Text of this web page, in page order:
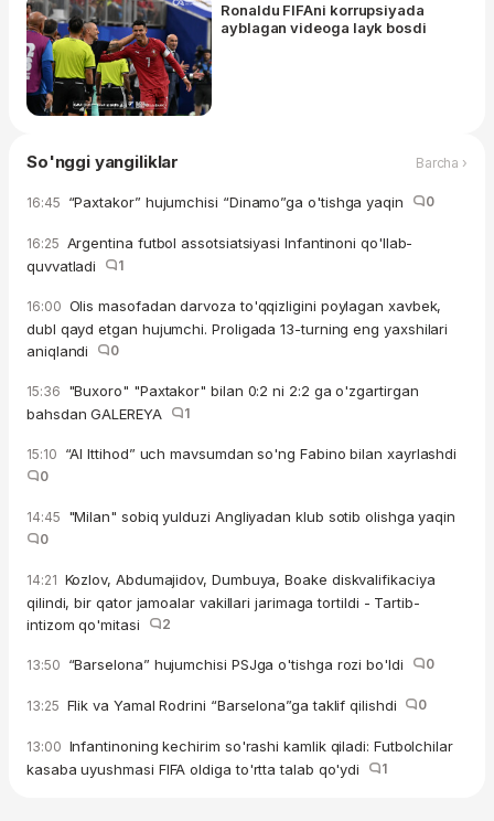
Ronaldu FIFAni korrupsiyada
ayblagan videoga layk bosdi
So'nggi yangiliklar Barcha ›
16:45 “Paxtakor” hujumchisi “Dinamo”ga o'tishga yaqin 0
16:25 Argentina futbol assotsiatsiyasi Infantinoni qo'llab-
quvvatladi
1
16:00 Olis masofadan darvoza to'qqizligini poylagan xavbek,
dubl qayd etgan hujumchi. Proligada 13-turning eng yaxshilari
aniqlandi
0
15:36 "Buxoro" "Paxtakor" bilan 0:2 ni 2:2 ga o'zgartirgan
bahsdan GALEREYA
1
15:10 “Al Ittihod” uch mavsumdan so'ng Fabino bilan xayrlashdi
0
14:45 "Milan" sobiq yulduzi Angliyadan klub sotib olishga yaqin
0
14:21 Kozlov, Abdumajidov, Dumbuya, Boake diskvalifikaciya
qilindi, bir qator jamoalar vakillari jarimaga tortildi - Tartib-
intizom qo'mitasi
2
13:50 “Barselona” hujumchisi PSJga o'tishga rozi bo'ldi 0
13:25 Flik va Yamal Rodrini “Barselona”ga taklif qilishdi 0
13:00 Infantinoning kechirim so'rashi kamlik qiladi: Futbolchilar
kasaba uyushmasi FIFA oldiga to'rtta talab qo'ydi
1